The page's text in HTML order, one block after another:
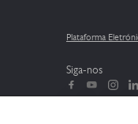
Plataforma
Siga-nos